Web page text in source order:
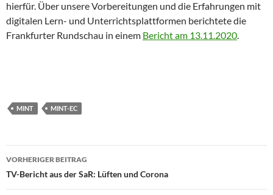
hierfür. Über unsere Vorbereitungen und die Erfahrungen mit
digitalen Lern- und Unterrichtsplattformen berichtete die
Frankfurter Rundschau in einem Bericht am 13.11.2020.
MINT MINT-EC
Beitragsnavigation
VORHERIGER BEITRAG
TV-Bericht aus der SaR: Lüften und Corona